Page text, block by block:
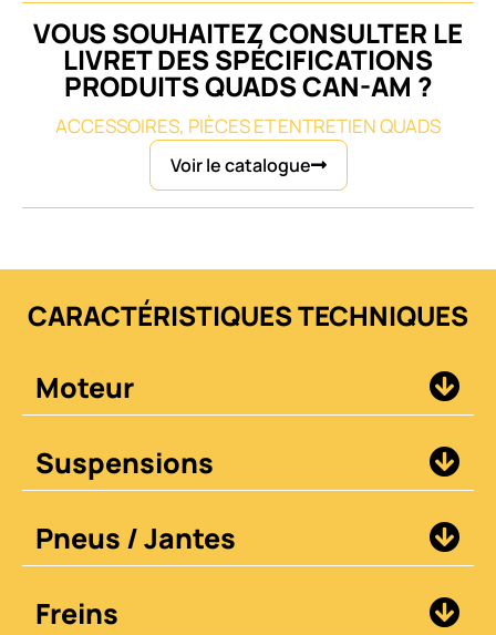
VOUS SOUHAITEZ CONSULTER LE
LIVRET DES SPÉCIFICATIONS
PRODUITS QUADS CAN-AM ?
ACCESSOIRES, PIÈCES ET ENTRETIEN QUADS
Voir le catalogue
CARACTÉRISTIQUES TECHNIQUES
Moteur
Suspensions
Pneus / Jantes
Freins